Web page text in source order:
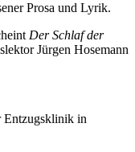
Prosa und Lyrik.
Der Schlaf der
Jürgen Hosemann
Entzugsklinik in